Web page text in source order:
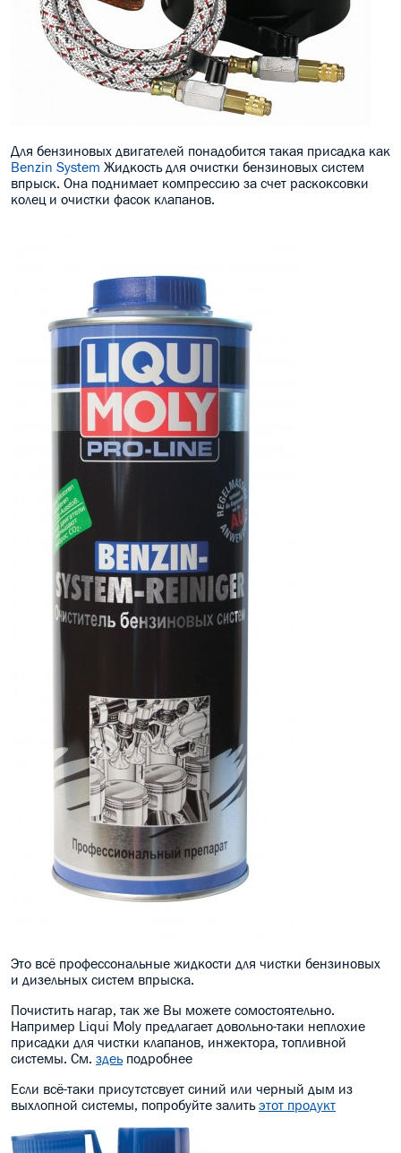
Для бензиновых двигателей понадобится такая присадка как
Benzin System Жидкость для очистки бензиновых систем
впрыск. Она поднимает компрессию за счет раскоксовки
колец и очистки фасок клапанов.
Это всё профессональные жидкости для чистки бензиновых
и дизельных систем впрыска.
Почистить нагар, так же Вы можете сомостоятельно.
Например Liqui Moly предлагает довольно-таки неплохие
присадки для чистки клапанов, инжектора, топливной
системы. См. здеьподробнее
Если всё-таки присутстсвует синий или черный дым из
выхлопной системы, попробуйте залитьэтот продукт